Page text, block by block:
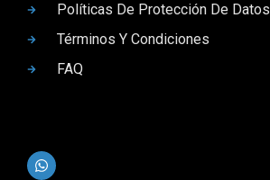
Políticas De Protección De Datos
Términos Y Condiciones
FAQ